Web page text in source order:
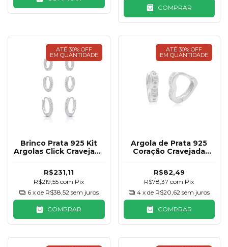
COMPRAR
ATÉ 30% OFF
EM QUANTIDADE
Brinco Prata 925 Kit
Argolas Click Cravejada
R$231,11
R$219,55com Pix
6 x de R$38,52 sem juros
COMPRAR
ATÉ 30% OFF
EM QUANTIDADE
Argola de Prata 925
Coração Cravejada
R$82,49
R$78,37com Pix
4 x de R$20,62 sem juros
COMPRAR